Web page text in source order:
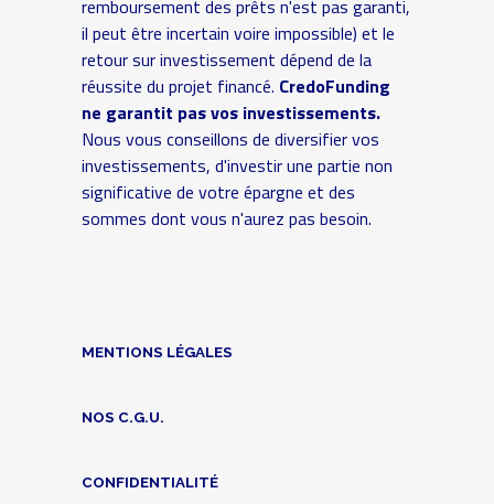
remboursement des prêts n'est pas garanti,
il peut être incertain voire impossible) et le
retour sur investissement dépend de la
réussite du projet financé. CredoFunding
ne garantit pas vos investissements.
Nous vous conseillons de diversifier vos
investissements, d'investir une partie non
significative de votre épargne et des
sommes dont vous n'aurez pas besoin.
MENTIONS LÉGALES
NOS C.G.U.
CONFIDENTIALITÉ